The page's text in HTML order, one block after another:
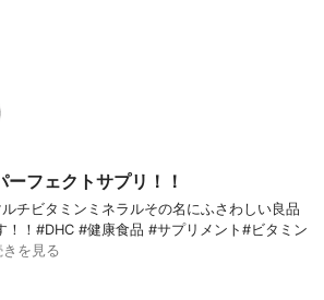
フェクトサプリ！！
チビタミンミネラルその名にふさわしい良品
！！#DHC #健康食品 #サプリメント#ビタミン
きを見る